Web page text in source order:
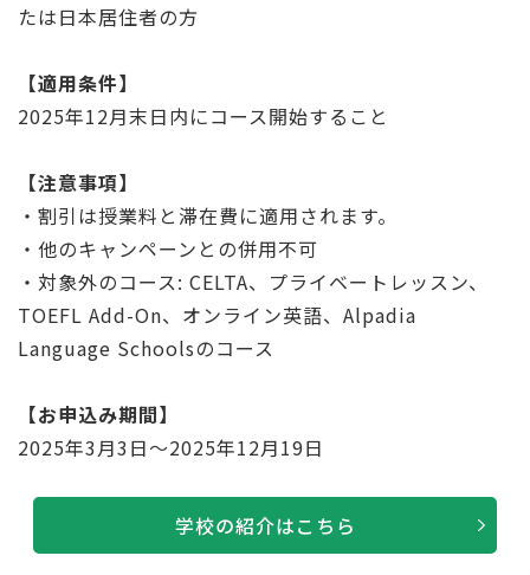
たは日本居住者の方
【適用条件】
2025年12月末日内にコース開始すること
【注意事項】
・割引は授業料と滞在費に適用されます。
・他のキャンペーンとの併用不可
・対象外のコース: CELTA、プライベートレッスン、
TOEFL Add-On、オンライン英語、Alpadia
Language Schoolsのコース
【お申込み期間】
2025年3月3日～2025年12月19日
学校の紹介はこちら